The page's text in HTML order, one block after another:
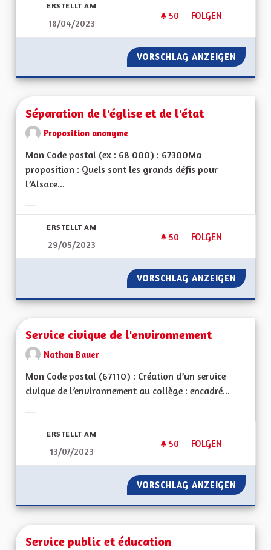
ERSTELLT AM
18/04/2023
50 50 FOLLOWER
FOLGEN
SÉCURITÉ SOCIALE
VORSCHLAG ANZEIGEN
Séparation de l'église et de l'état
Proposition anonyme
Mon Code postal (ex : 68 000) : 67300Ma
proposition : Quels sont les grands défis pour
l’Alsace...
ERSTELLT AM
29/05/2023
50 50 FOLLOWER
FOLGEN
SÉPARATION DE
VORSCHLAG ANZEIGEN
Service civique de l'environnement
Nathan Bauer
Mon Code postal (67110) : Création d’un service
civique de l’environnement au collège : encadré...
ERSTELLT AM
13/07/2023
50 50 FOLLOWER
FOLGEN
SERVICE CIVIQUE
VORSCHLAG ANZEIGEN
Service public et éducation